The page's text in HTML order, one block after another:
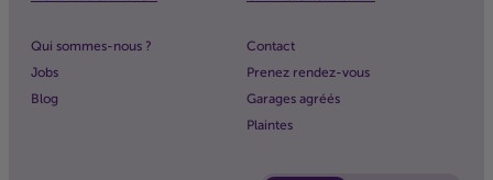
Qui sommes-nous ?
Jobs
Blog
Contact
Prenez rendez-vous
Garages agréés
Plaintes